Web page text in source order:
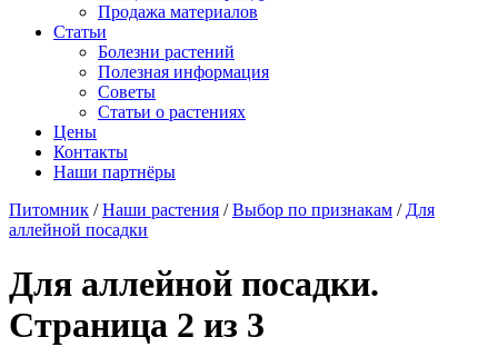
Продажа материалов
Статьи
Болезни растений
Полезная информация
Советы
Статьи о растениях
Цены
Контакты
Наши партнёры
Питомник /Наши растения /Выбор по признакам / Для
аллейной посадки
Для аллейной посадки.
Страница 2 из 3